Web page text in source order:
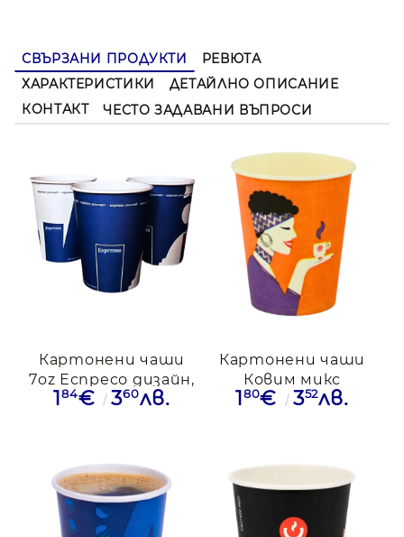
СВЪРЗАНИ ПРОДУКТИ
РЕВЮТА
ХАРАКТЕРИСТИКИ
ДЕТАЙЛНО ОПИСАНИЕ
КОНТАКТ
ЧЕСТО ЗАДАВАНИ ВЪПРОСИ
Картонени чаши
7oz Еспресо дизайн,
100бр.
184€ 360лв.
Картонени чаши
Ковим микс
подходящи за
1 80€ 352лв.